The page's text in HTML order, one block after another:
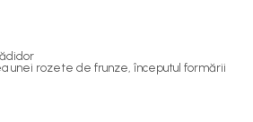
unei rozete de frunze, începutul formării